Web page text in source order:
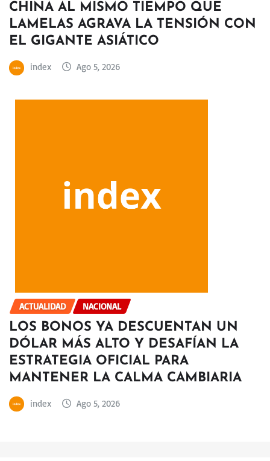
CHINA AL MISMO TIEMPO QUE
LAMELAS AGRAVA LA TENSIÓN CON
EL GIGANTE ASIÁTICO
index Ago 5, 2026
ACTUALIDAD NACIONAL
LOS BONOS YA DESCUENTAN UN
DÓLAR MÁS ALTO Y DESAFÍAN LA
ESTRATEGIA OFICIAL PARA
MANTENER LA CALMA CAMBIARIA
index Ago 5, 2026